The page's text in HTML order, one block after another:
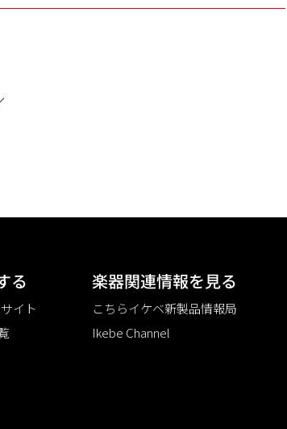
る
イト
楽器関連情報を見る
こちらイケベ新製品情報局
Ikebe Channel